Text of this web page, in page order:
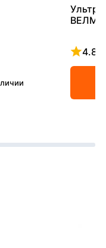
4.8